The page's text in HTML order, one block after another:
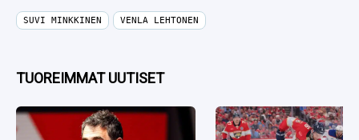
SUVI MINKKINEN VENLA LEHTONEN
TUOREIMMAT UUTISET